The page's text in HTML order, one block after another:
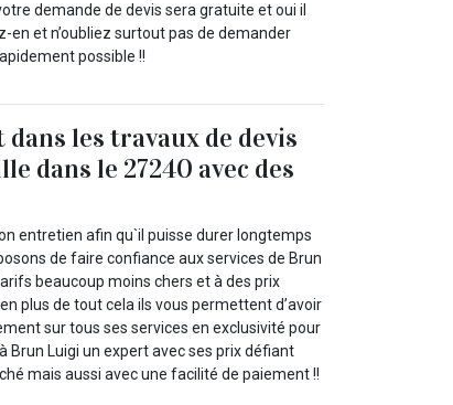
demande de devis sera gratuite et oui il
et n’oubliez surtout pas de demander
possible !!
les travaux de devis
dans le 27240 avec des
entretien afin qu`il puisse durer longtemps
de faire confiance aux services de Brun
beaucoup moins chers et à des prix
plus de tout cela ils vous permettent d’avoir
sur tous ses services en exclusivité pour
Brun Luigi un expert avec ses prix défiant
mais aussi avec une facilité de paiement !!